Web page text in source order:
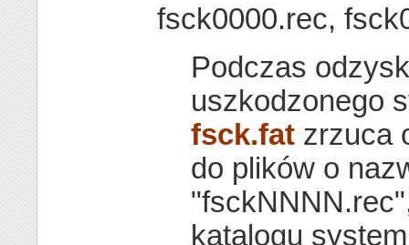
fsck0000.rec,
Podczas
uszkodzonego
fsck.fatzrzuca
do plików o
katalogu